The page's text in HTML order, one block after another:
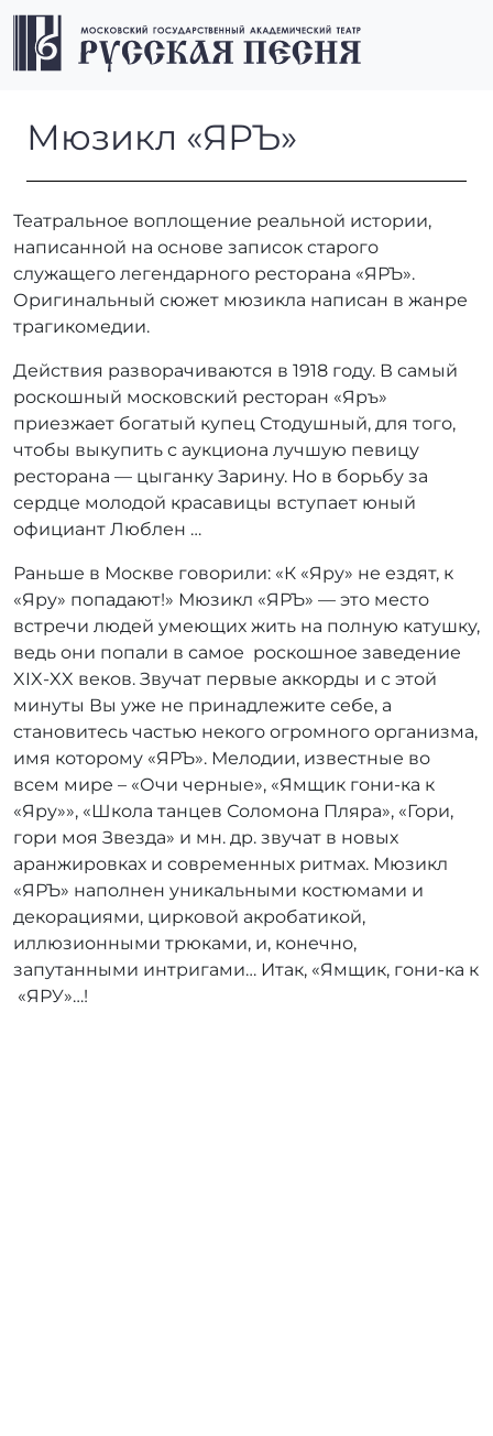
Перейти к содержимому
Перейти к футеру
Мюзикл «ЯРЪ»
Мюзикл «ЯРЪ»
Театральное воплощение реальной истории,
написанной на основе записок старого
служащего легендарного ресторана «ЯРЪ».
Оригинальный сюжет мюзикла написан в жанре
трагикомедии.
Действия разворачиваются в 1918 году. В самый
роскошный московский ресторан «Яръ»
приезжает богатый купец Стодушный, для того,
чтобы выкупить с аукциона лучшую певицу
ресторана — цыганку Зарину. Но в борьбу за
сердце молодой красавицы вступает юный
официант Люблен …
Раньше в Москве говорили: «К «Яру» не ездят, к
«Яру» попадают!» Мюзикл «ЯРЪ» — это место
встречи людей умеющих жить на полную катушку,
ведь они попали в самое роскошное заведение
XIX-XX веков. Звучат первые аккорды и с этой
минуты Вы уже не принадлежите себе, а
становитесь частью некого огромного организма,
имя которому «ЯРЪ». Мелодии, известные во
всем мире – «Очи черные», «Ямщик гони-ка к
«Яру»», «Школа танцев Соломона Пляра», «Гори,
гори моя Звезда» и мн. др. звучат в новых
аранжировках и современных ритмах. Мюзикл
«ЯРЪ» наполнен уникальными костюмами и
декорациями, цирковой акробатикой,
иллюзионными трюками, и, конечно,
запутанными интригами… Итак, «Ямщик, гони-ка к
«ЯРУ»…!